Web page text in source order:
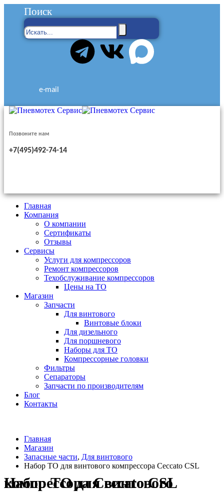
Поиск
e-mail
Позвоните нам
+7(495)492-74-14
Главная
Компания
О компании
Сертификаты
Отзывы
Сервисы
Услуги для компрессоров
Ремонт компрессоров
Техобслуживание компрессоров
Цены на ТО
Магазин
Запчасти
Для винтового
Винтовые блоки
Для дизельного
Для поршневого
Наборы для ТО
Компрессорные головки
Фильтры
Сепараторы
Запчасти по производителям
Блог
Контакты
Главная
Магазин
Запасные части, Для винтового
Набор ТО для винтового компрессора Ceccato CSL
Набор ТО для винтового компрессора Ceccato CSL